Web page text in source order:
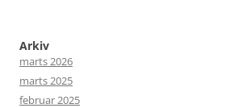
Arkiv
marts 2026
marts 2025
februar 2025